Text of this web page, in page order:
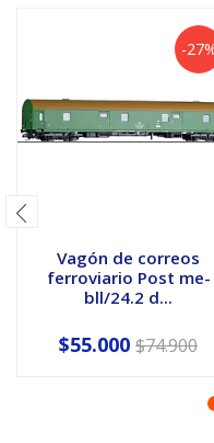
-
Vagón de correos
ferroviario Post me-
bll/24.2 d...
$55.000 $74.900